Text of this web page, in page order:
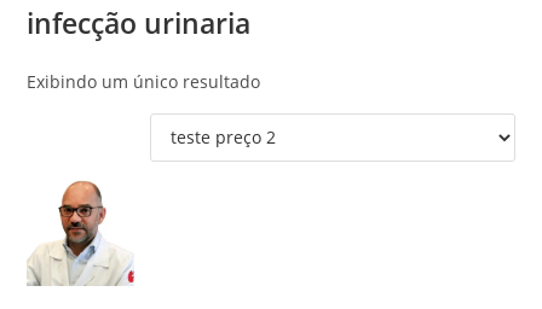
infecção urinaria
Exibindo um único resultado